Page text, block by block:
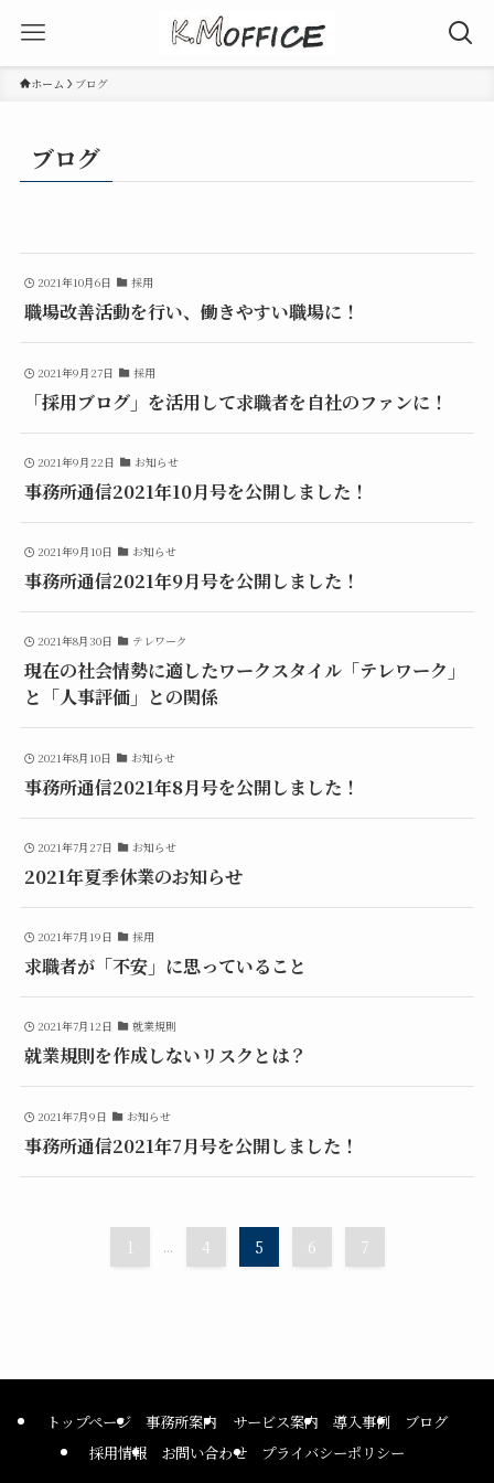
ホーム ブログ
ブログ
2021年10月6日 採用
職場改善活動を行い、働きやすい職場に！
2021年9月27日 採用
「採用ブログ」を活用して求職者を自社のファンに！
2021年9月22日 お知らせ
事務所通信2021年10月号を公開しました！
2021年9月10日 お知らせ
事務所通信2021年9月号を公開しました！
2021年8月30日 テレワーク
現在の社会情勢に適したワークスタイル「テレワーク」
と「人事評価」との関係
2021年8月10日 お知らせ
事務所通信2021年8月号を公開しました！
2021年7月27日 お知らせ
2021年夏季休業のお知らせ
2021年7月19日 採用
求職者が「不安」に思っていること
2021年7月12日 就業規則
就業規則を作成しないリスクとは？
2021年7月9日 お知らせ
事務所通信2021年7月号を公開しました！
1 ... 4 5 6 7
トップページ 事務所案内 サービス案内 導入事例
ブログ
採用情報
お問い合わせ プライバシーポリシー